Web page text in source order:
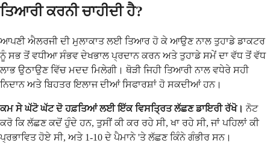
ਤਿਆਰੀ ਕਰਨੀ ਚਾਹੀਦੀ ਹੈ?
ਆਪਣੀ ਐਲਰਜੀ ਦੀ ਮੁਲਾਕਾਤ ਲਈ ਤਿਆਰ ਹੋ ਕੇ ਆਉਣ ਨਾਲ ਤੁਹਾਡੇ ਡਾਕਟਰ
ਨੂੰ ਸਭ ਤੋਂ ਵਧੀਆ ਸੰਭਵ ਦੇਖਭਾਲ ਪ੍ਰਦਾਨ ਕਰਨ ਅਤੇ ਤੁਹਾਡੇ ਸਮੇਂ ਦਾ ਵੱਧ ਤੋਂ ਵੱਧ
ਲਾਭ ਉਠਾਉਣ ਵਿੱਚ ਮਦਦ ਮਿਲੇਗੀ। ਥੋੜੀ ਜਿਹੀ ਤਿਆਰੀ ਨਾਲ ਵਧੇਰੇ ਸਹੀ
ਨਿਦਾਨ ਅਤੇ ਬਿਹਤਰ ਇਲਾਜ ਦੀਆਂ ਸਿਫਾਰਸ਼ਾਂ ਹੋ ਸਕਦੀਆਂ ਹਨ।
ਕਮ ਸੇ ਘੱਟੋ ਘੱਟ ਦੋ ਹਫ਼ਤਿਆਂ ਲਈ ਇੱਕ ਵਿਸਤ੍ਰਿਤ ਲੱਛਣ ਡਾਇਰੀ ਰੱਖੋ। ਨੋਟ
ਕਰੋ ਕਿ ਲੱਛਣ ਕਦੋਂ ਹੁੰਦੇ ਹਨ, ਤੁਸੀਂ ਕੀ ਕਰ ਰਹੇ ਸੀ, ਖਾ ਰਹੇ ਸੀ, ਜਾਂ ਪਹਿਲਾਂ ਕੀ
ਪ੍ਰਭਾਵਿਤ ਹੋਏ ਸੀ, ਅਤੇ 1-10 ਦੇ ਪੈਮਾਨੇ 'ਤੇ ਲੱਛਣ ਕਿੰਨੇ ਗੰਭੀਰ ਸਨ।